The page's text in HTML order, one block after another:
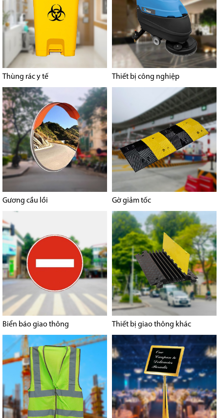
Thùng rác y tế Thiết bị công nghiệp
Gương cầu lồi Gờ giảm tốc
Biển báo giao thông Thiết bị giao thông khác